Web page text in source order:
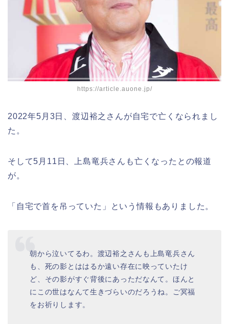
https://article.auone.jp/
2022年5月3日、渡辺裕之さんが自宅で亡くなられまし
た。
そして5月11日、上島竜兵さんも亡くなったとの報道
が。
「自宅で首を吊っていた」という情報もありました。
朝から泣いてるわ。渡辺裕之さんも上島竜兵さん
も、死の影とははるか遠い存在に映っていたけ
ど、その影がすぐ背後にあっただなんて。ほんと
にこの世はなんて生きづらいのだろうね。ご冥福
をお祈りします。